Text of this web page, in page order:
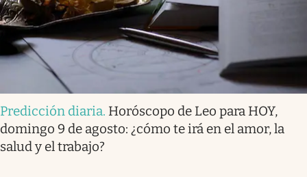
Predicción diaria. Horóscopo de Leo para HOY,
domingo 9 de agosto: ¿cómo te irá en el amor, la
salud y el trabajo?